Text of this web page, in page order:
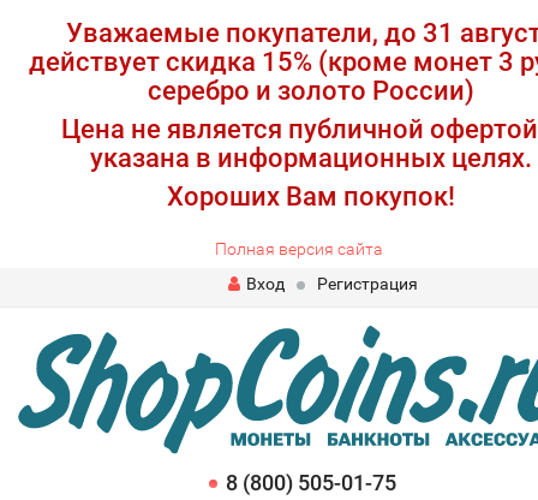
Уважаемые покупатели, до 31
действует скидка 15% (кроме монет 3
серебро и золото России)
Цена не является публичной
указана в информационных целях.
Хороших Вам покупок!
Полная версия сайта
Вход
Регистрация
8 (800) 505-01-75